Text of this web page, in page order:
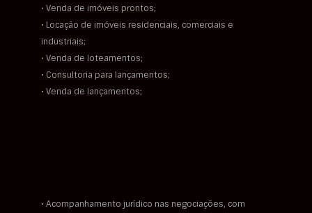
• Venda de imóveis prontos;
• Locação de imóveis residenciais, comerciais e
industriais;
• Venda de loteamentos;
• Consultoria para lançamentos;
• Venda de lançamentos;
• Acompanhamento jurídico nas negociações, com